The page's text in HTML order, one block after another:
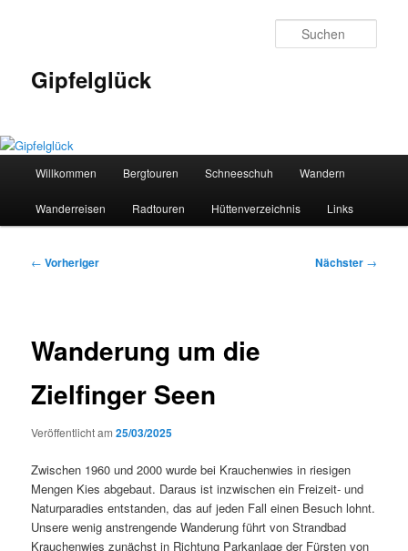
Gipfelglück
Willkommen Bergtouren Schneeschuh Wandern
Wanderreisen Radtouren Hüttenverzeichnis Links
Beitragsnavigation
← Vorheriger Nächster →
Wanderung um die
Zielfinger Seen
Veröffentlicht am25/03/2025
Zwischen 1960 und 2000 wurde bei Krauchenwies in riesigen
Mengen Kies abgebaut. Daraus ist inzwischen ein Freizeit- und
Naturparadies entstanden, das auf jeden Fall einen Besuch lohnt.
Unsere wenig anstrengende Wanderung führt von Strandbad
Krauchenwies zunächst in Richtung Parkanlage der Fürsten von